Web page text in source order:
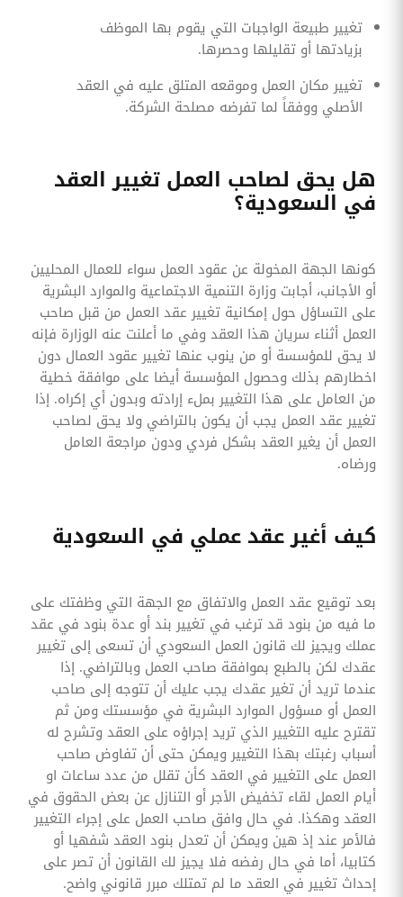
تغيير طبيعة الواجبات التي يقوم بها الموظف
بزيادتها أو تقليلها وحصرها.
تغيير مكان العمل وموقعه المتلق عليه في العقد
الأصلي ووفقاً لما تفرضه مصلحة الشركة.
هل يحق لصاحب العمل تغيير العقد
في السعودية؟
كونها الجهة المخولة عن عقود العمل سواء للعمال المحليين
أو الأجانب، أجابت وزارة التنمية الاجتماعية والموارد البشرية
على التساؤل حول إمكانية تغيير عقد العمل من قبل صاحب
العمل أثناء سريان هذا العقد وفي ما أعلنت عنه الوزارة فإنه
لا يحق للمؤسسة أو من ينوب عنها تغيير عقود العمال دون
اخطارهم بذلك وحصول المؤسسة أيضا على موافقة خطية
من العامل على هذا التغيير بملء إرادته وبدون أي إكراه. إذا
تغيير عقد العمل يجب أن يكون بالتراضي ولا يحق لصاحب
العمل أن يغير العقد بشكل فردي ودون مراجعة العامل
ورضاه.
كيف أغير عقد عملي في السعودية
بعد توقيع عقد العمل والاتفاق مع الجهة التي وظفتك على
ما فيه من بنود قد ترغب في تغيير بند أو عدة بنود في عقد
عملك ويجيز لك قانون العمل السعودي أن تسعى إلى تغيير
عقدك لكن بالطبع بموافقة صاحب العمل وبالتراضي. إذا
عندما تريد أن تغير عقدك يجب عليك أن تتوجه إلى صاحب
العمل أو مسؤول الموارد البشرية في مؤسستك ومن ثم
تقترح عليه التغيير الذي تريد إجراؤه على العقد وتشرح له
أسباب رغبتك بهذا التغيير ويمكن حتى أن تفاوض صاحب
العمل على التغيير في العقد كأن تقلل من عدد ساعات او
أيام العمل لقاء تخفيض الأجر أو التنازل عن بعض الحقوق في
العقد وهكذا. في حال وافق صاحب العمل على إجراء التغيير
فالأمر عند إذ هين ويمكن أن تعدل بنود العقد شفهيا أو
كتابيا، أما في حال رفضه فلا يجيز لك القانون أن تصر على
إحداث تغيير في العقد ما لم تمتلك مبرر قانوني واضح.